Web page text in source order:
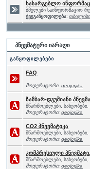
სასარგებლო
ბმულები საინფორმაციო
ქვეგანყოფილება:
პნევმატური იარაღი
განყოფილებები
FAQ
მოდერატორი:geojorjika
ზამბარ-დგუშიანი
მწარმოებლები, სახეობები,
მოდერატორი:geojorjika
CO2 პნევმატიკა
მწარმოებლები, სახეობები,
მოდერატორი:geojorjika
კომპრესიული
მწარმოებლები, სახეობები,
მოდერატორი:geojorjika